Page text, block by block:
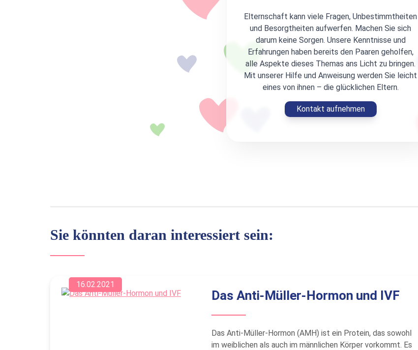
Elternschaft kann viele Fragen, Unbestimmtheiten
und Besorgtheiten aufwerfen. Machen Sie sich
darum keine Sorgen. Unsere Kenntnisse und
Erfahrungen haben bereits den Paaren geholfen,
alle Aspekte dieses Themas ans Licht zu bringen.
Mit unserer Hilfe und Anweisung werden Sie leicht
eines von ihnen – die glücklichen Eltern.
Kontakt aufnehmen
Sie könnten daran interessiert sein:
16.02.2021
Das Anti-Müller-Hormon und IVF
Das Anti-Müller-Hormon (AMH) ist ein Protein, das sowohl
im weiblichen als auch im männlichen Körper vorkommt. Es